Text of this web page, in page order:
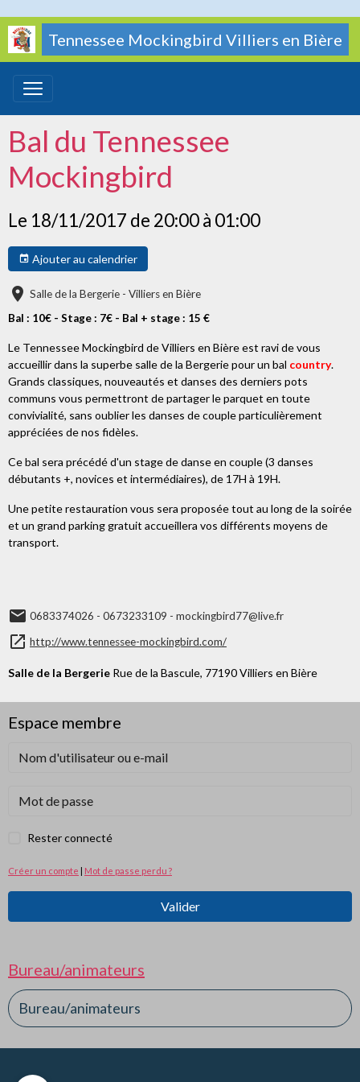
Tennessee Mockingbird Villiers en Bière
Bal du Tennessee
Mockingbird
Le 18/11/2017 de 20:00à 01:00
Ajouter au calendrier
Salle de la Bergerie - Villiers en Bière
Bal : 10€ - Stage : 7€ - Bal + stage : 15 €
Le Tennessee Mockingbird de Villiers en Bière est ravi de vous
accueillir dans la superbe salle de la Bergerie pour un bal country.
Grands classiques, nouveautés et danses des derniers pots
communs vous permettront de partager le parquet en toute
convivialité, sans oublier les danses de couple particulièrement
appréciées de nos fidèles.
Ce bal sera précédé d'un stage de danse en couple (3 danses
débutants +, novices et intermédiaires), de 17H à 19H.
Une petite restauration vous sera proposée tout au long de la soirée
et un grand parking gratuit accueillera vos différents moyens de
transport.
0683374026 - 0673233109 - mockingbird77@live.fr
http://www.tennessee-mockingbird.com/
Salle de la Bergerie Rue de la Bascule, 77190 Villiers en Bière
Espace membre
Rester connecté
Créer un compte | Mot de passe perdu ?
Valider
Bureau/animateurs
Bureau/animateurs